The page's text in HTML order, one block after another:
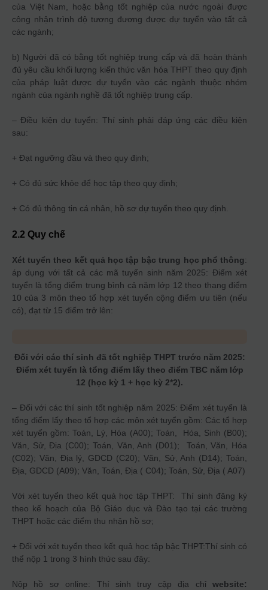
của Việt Nam, hoặc bằng tốt nghiệp của nước ngoài được
công nhận trình độ tương đương được dự tuyển vào tất cả
các ngành;
b) Người đã có bằng tốt nghiệp trung cấp và đã hoàn thành
đủ yêu cầu khối lượng kiến thức văn hóa THPT theo quy định
của pháp luật được dự tuyển vào các ngành thuộc nhóm
ngành của ngành nghề đã tốt nghiệp trung cấp.
– Điều kiện dự tuyển: Thí sinh phải đáp ứng các điều kiện
sau:
+ Đạt ngưỡng đầu và theo quy định;
+ Có đủ sức khỏe để học tập theo quy định;
+ Có đủ thông tin cá nhân, hồ sơ dự tuyển theo quy định.
2.2 Quy chế
Xét tuyển theo kết quả học tập bậc trung học phổ thông:
áp dụng với tất cả các mã tuyển sinh năm 2025: Điểm xét
tuyển là tổng điểm trung bình cả năm lớp 12 theo thang điểm
10 của 3 môn theo tổ hợp xét tuyển cộng điểm ưu tiên (nếu
có), đạt từ 15 điểm trở lên:
Đối với các thí sinh đã tốt nghiệp THPT trước năm 2025:
Điểm xét tuyển là tổng điểm lấy theo điểm TBC năm lớp
12 (học kỳ 1 + học kỳ 2*2).
– Đối với các thí sinh tốt nghiệp năm 2025: Điểm xét tuyển là
tổng điểm lấy theo tổ hợp các môn xét tuyển gồm: Các tổ hợp
xét tuyển gồm: Toán, Lý, Hóa (A00); Toán, Hóa, Sinh (B00);
Văn, Sử, Địa (C00); Toán, Văn, Anh (D01); Toán, Văn, Hóa
(C02); Văn, Địa lý, GDCD (C20); Văn, Sử, Anh (D14); Toán,
Địa, GDCD (A09); Văn, Toán, Địa ( C04); Toán, Sử, Địa ( A07)
Với xét tuyển theo kết quả học tập THPT: Thí sinh đăng ký
theo kế hoạch của Bộ Giáo dục và Đào tạo tại các trường
THPT hoặc các điểm thu nhận hồ sơ;
+ Đối với xét tuyển theo kết quả học tập bậc THPT:Thí sinh có
thể nộp 1 trong 3 hình thức sau đây:
Nộp hồ sơ online: Thí sinh truy cập địa chỉ website: